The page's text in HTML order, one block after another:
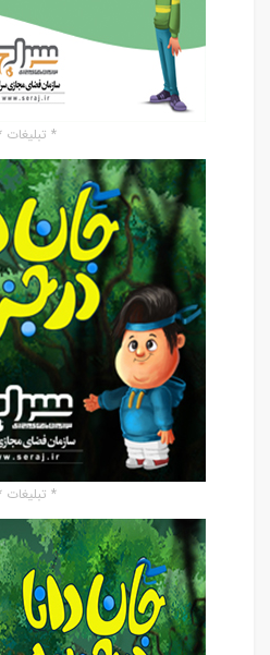
* تبلیغات *
* تبلیغات *